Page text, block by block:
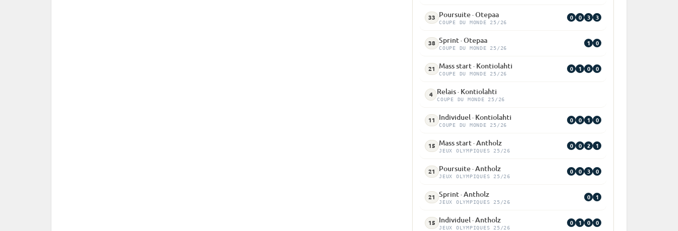
33 Poursuite · Otepaa
COUPE DU MONDE 25/26
0 0 3 3
38 Sprint · Otepaa
COUPE DU MONDE 25/26
1 0
21 Mass start · Kontiolahti
COUPE DU MONDE 25/26
0 1 0 0
4 Relais · Kontiolahti
COUPE DU MONDE 25/26
11 Individuel · Kontiolahti
COUPE DU MONDE 25/26
0 0 1 0
15 Mass start · Antholz
JEUX OLYMPIQUES 25/26
0 0 2 1
21 Poursuite · Antholz
JEUX OLYMPIQUES 25/26
0 0 3 0
21 Sprint · Antholz
JEUX OLYMPIQUES 25/26
0 1
15 Individuel · Antholz
JEUX OLYMPIQUES 25/26
0 1 0 0